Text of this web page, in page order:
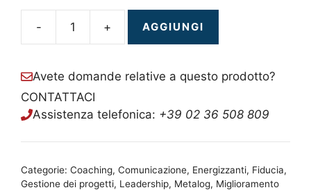
-
ScenarioCards
1+2
+ AGGIUNGI
Avete domande relative a questo prodotto?
CONTATTACI
Assistenza telefonica: +39 02 36 508 809
Categorie: Coaching, Comunicazione, Energizzanti, Fiducia,
Gestione dei progetti, Leadership, Metalog, Miglioramento